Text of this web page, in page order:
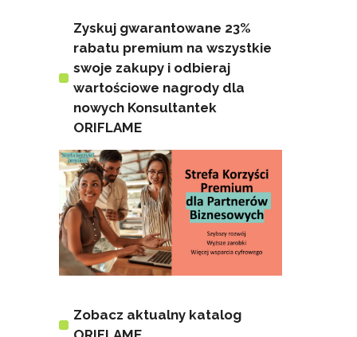
Zyskuj gwarantowane 23%
rabatu premium na wszystkie
swoje zakupy i odbieraj
wartościowe nagrody dla
nowych Konsultantek
ORIFLAME
Zobacz aktualny katalog